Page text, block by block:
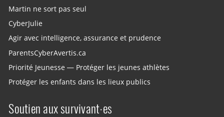
Martin ne sort pas seul
CyberJulie
Agir avec intelligence, assurance et prudence
ParentsCyberAvertis.ca
Priorité Jeunesse — Protéger les jeunes athlètes
Protéger les enfants dans les lieux publics
Soutien aux survivant·es